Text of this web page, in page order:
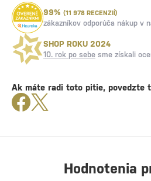
Hodnotenia
99% (11 978 RECENZIÍ)
zákazníkov odporúča nákup v
SHOP ROKU 2024
10. rok po sebe sme získali
Ak máte radi toto pitie, povedzte